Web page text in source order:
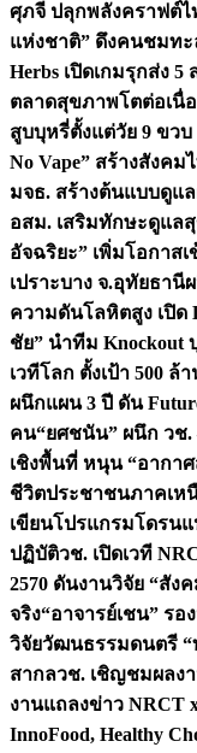
ศุภจี ปลุกพลังคราฟต์ไ
แห่งชาติ” ดึงคนชมทะ
Herbs เปิดเกมรุกส่ง
ตลาดสุขภาพโตต่อเนื่
สูบบุหรี่ตั้งแต่วัย 9 ขวบ
No Vape” สร้างสังค
มจธ. สร้างต้นแบบดูแ
อสม. เสริมทักษะดูแล
อัจฉริยะ” เพิ่มโอกาส
เปราะบาง จ.อุทัยธานี
ความดันโลหิตสูง เปิด
ชัย” นำทีม Knockout
เวทีโลก ตั้งเป้า 500 ล้
ผนึกแผน 3 ปี ดัน
คน“ยศชนัน” ผนึก วช.
เชิงพื้นที่ หนุน “อากา
ชีวิตประชาชนภาคเห
เขียนโปรแกรมโดรน
ปฏิบัติวช. เปิดเวที
2570 ดันงานวิจัย “สั
จริง“อาจารย์เชน” ร
วิจัยวัฒนธรรมดนตรี
สากลวช. เชิญชมผลง
งานแถลงข่าว NRCT
InnoFood, Healthy